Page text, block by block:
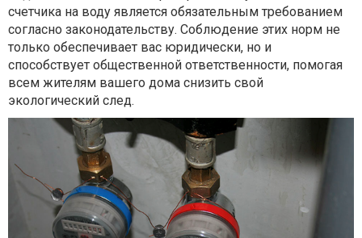
счетчика на воду является обязательным требованием
согласно законодательству. Соблюдение этих норм не
только обеспечивает вас юридически, но и
способствует общественной ответственности, помогая
всем жителям вашего дома снизить свой
экологический след.